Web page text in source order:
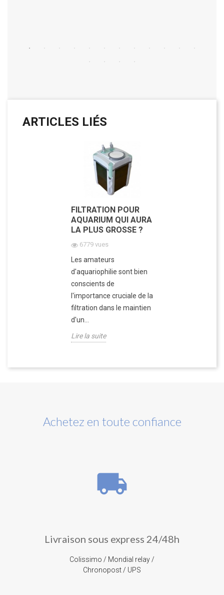
ARTICLES LIÉS
FILTRATION POUR
AQUARIUM QUI AURA
LA PLUS GROSSE ?
6779 vues
Les amateurs
d'aquariophilie sont bien
conscients de
l'importance cruciale de la
filtration dans le maintien
d'un...
Lire la suite
Achetez en toute confiance
local_shipping
Livraison sous express 24/48h
Colissimo / Mondial relay /
Chronopost / UPS